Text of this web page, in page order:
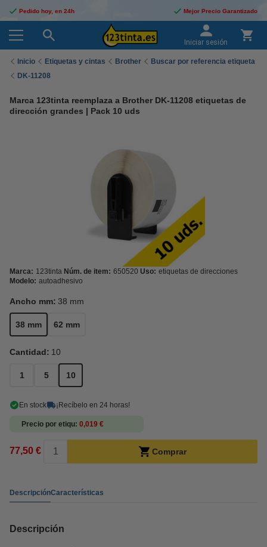
Pedido hoy, en 24h Mejor Precio Garantizado
Iniciar sesión
Inicio Etiquetas y cintas Brother
Buscar por referencia etiqueta
DK-11208
Marca 123tinta reemplaza a Brother DK-11208 etiquetas de
dirección grandes | Pack 10 uds
Marca: 123tinta Núm. de item: 650520 Uso: etiquetas de direcciones
Modelo: autoadhesivo
Ancho mm: 38 mm
38 mm 62 mm
Cantidad: 10
1 5 10
En stock ¡Recíbelo en 24 horas!
Precio por etiqu 0,019 €
77,50 € Comprar
DescripciónCaracterísticas
Descripción